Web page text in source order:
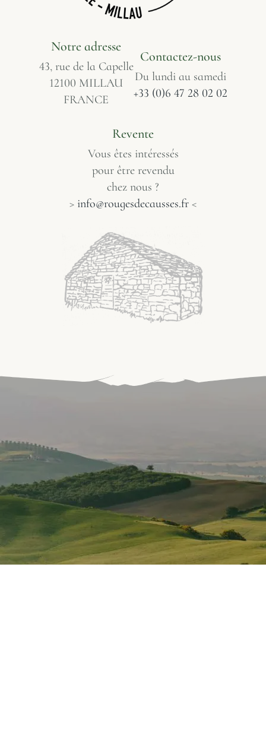
Notre adresse
43, rue de la Capelle
12100 MILLAU
FRANCE
Contactez-nous
Du lundi au samedi
+33 (0)6 47 28 02 02
Revente
Vous êtes intéressés
pour être revendu
chez nous ?
> info@rougesdecausses.fr <